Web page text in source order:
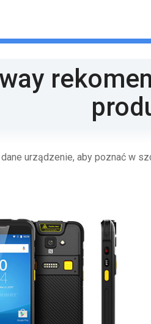
urządzenie, aby poznać w